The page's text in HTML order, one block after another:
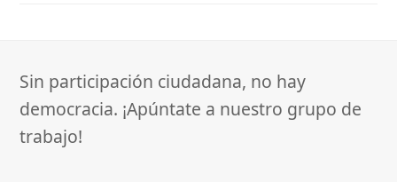
Sin participación ciudadana, no hay
democracia. ¡Apúntate a nuestro grupo de
trabajo!